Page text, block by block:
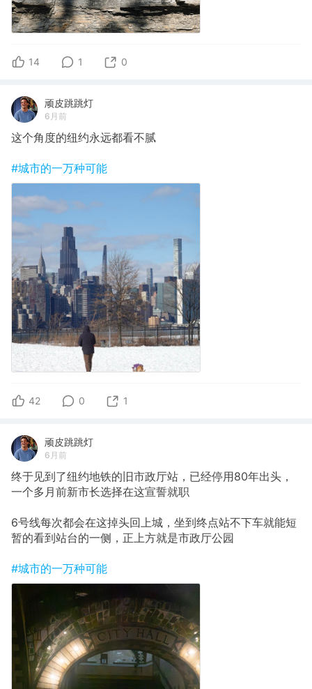
14 1 0
顽皮跳跳灯
6月前
这个角度的纽约永远都看不腻
#城市的一万种可能
42 0 1
顽皮跳跳灯
6月前
终于见到了纽约地铁的旧市政厅站，已经停用80年出头，
一个多月前新市长选择在这宣誓就职
6号线每次都会在这掉头回上城，坐到终点站不下车就能短
暂的看到站台的一侧，正上方就是市政厅公园
#城市的一万种可能